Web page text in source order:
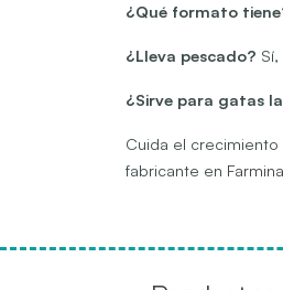
¿Qué formato
¿Lleva pescado?
¿Sirve para gatas
Cuida el
fabricante en Farmina